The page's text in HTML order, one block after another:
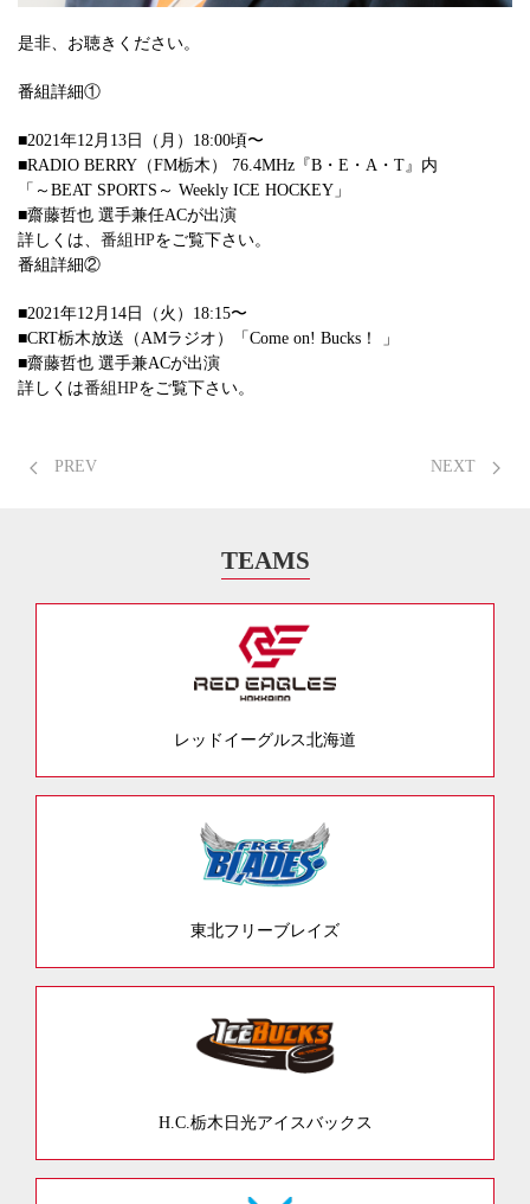
是非、お聴きください。
番組詳細①
■2021年12月13日（月）18:00頃〜
■RADIO BERRY（FM栃木） 76.4MHz『B・E・A・T』内
「～BEAT SPORTS～ Weekly ICE HOCKEY」
■齋藤哲也 選手兼任ACが出演
詳しくは、 番組HPをご覧下さい。
番組詳細②
■2021年12月14日（火）18:15〜
■CRT栃木放送（AMラジオ）「Come on! Bucks！ 」
■齋藤哲也 選手兼ACが出演
詳しくは番組HPをご覧下さい。
PREV NEXT
TEAMS
レッドイーグルス北海道
東北フリーブレイズ
H.C.栃木日光アイスバックス